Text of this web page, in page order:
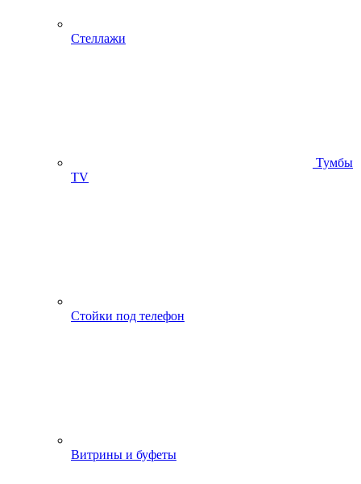
Стеллажи
Тумбы
ТV
Стойки под телефон
Витрины и буфеты